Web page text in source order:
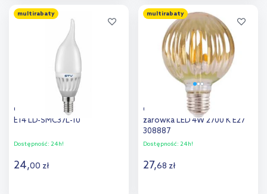
Dodaj do
porównania
Dodaj do
porównania
multirabaty
GTV żarówka 1x10 W 3000 K
E14 LD-SMC37L-10
Dostępność: 24h!
24,00 zł
multirabaty
Goldlux VintageAmber
żarówka LED 4W 2700 K E27
308887
Dostępność: 24h!
27,68 zł